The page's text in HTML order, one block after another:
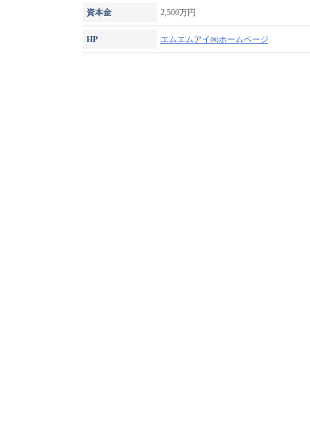
資本金 2,500万円
HP エムエムアイ㈱ホームページ